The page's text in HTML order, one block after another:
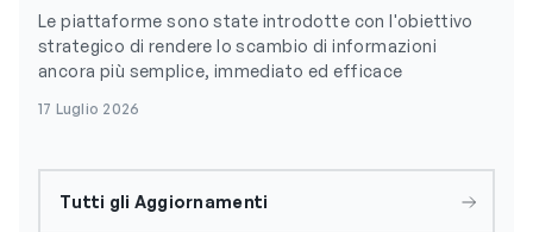
Le piattaforme sono state introdotte con l'obiettivo
strategico di rendere lo scambio di informazioni
ancora più semplice, immediato ed efficace
17 Luglio 2026
Tutti gli Aggiornamenti